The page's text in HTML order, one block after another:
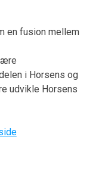
en fusion mellem
i Horsens og
udvikle Horsens